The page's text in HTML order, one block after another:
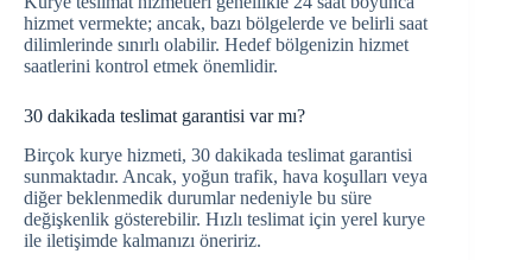
hizmet vermekte; ancak, bazı bölgelerde ve belirli saat
dilimlerinde sınırlı olabilir. Hedef bölgenizin hizmet
saatlerini kontrol etmek önemlidir.
30 dakikada teslimat garantisi var mı?
Birçok kurye hizmeti, 30 dakikada teslimat garantisi
sunmaktadır. Ancak, yoğun trafik, hava koşulları veya
diğer beklenmedik durumlar nedeniyle bu süre
değişkenlik gösterebilir. Hızlı teslimat için yerel kurye
ile iletişimde kalmanızı öneririz.